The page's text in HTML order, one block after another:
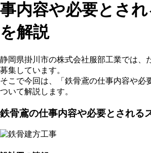
事内容や必要とさ
を解説
静岡県掛川市の株式会社服部工業では、
募集しています。
そこで今回は、「鉄骨鳶の仕事内容や必
ついて解説します。
鉄骨鳶の仕事内容や必要とされる